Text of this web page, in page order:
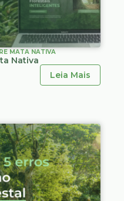
MATA NATIVA
Nativa
Leia Mais